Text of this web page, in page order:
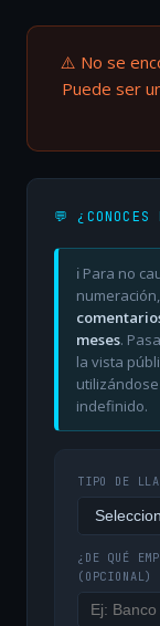
⚠️ No se
Puede ser
💬 ¿CONOCES
ℹ️ Para no
meses.
la vista
indefinido.
TIPO DE
¿DE QUÉ
(OPCIONAL)